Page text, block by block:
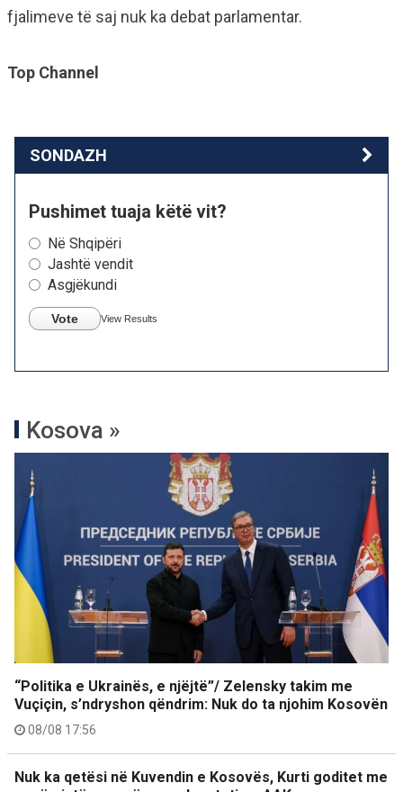
fjalimeve të saj nuk ka debat parlamentar.
Top Channel
SONDAZH
Pushimet tuaja këtë vit?
Në Shqipëri
Jashtë vendit
Asgjëkundi
Vote View Results
Kosova »
“Politika e Ukrainës, e njëjtë”/ Zelensky takim me
Vuçiçin, s’ndryshon qëndrim: Nuk do ta njohim Kosovën
08/08 17:56
Nuk ka qetësi në Kuvendin e Kosovës, Kurti goditet me